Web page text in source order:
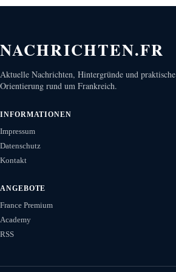
NACHRICHTEN.FR
Aktuelle Nachrichten, Hintergründe und praktische
Orientierung rund um Frankreich.
INFORMATIONEN
Impressum
Datenschutz
Kontakt
ANGEBOTE
France Premium
Academy
RSS